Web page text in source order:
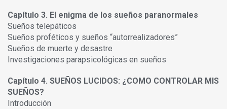
Capítulo 3. El enigma de los sueños paranormales
Sueños telepáticos
Sueños proféticos y sueños “autorrealizadores”
Sueños de muerte y desastre
Investigaciones parapsicológicas en sueños
Capítulo 4. SUEÑOS LUCIDOS: ¿COMO CONTROLAR MIS
SUEÑOS?
Introducción